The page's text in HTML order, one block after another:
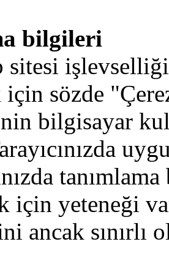
bilgileri
sitesi
için sözde
bilgisayar
için yeteneği
ancak sınırlı